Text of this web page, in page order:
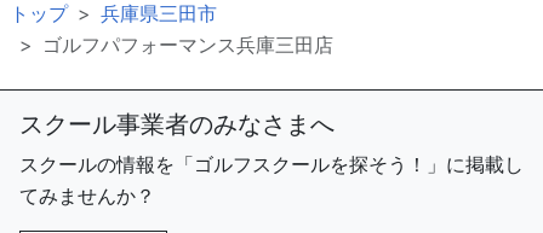
トップ
兵庫県三田市
ゴルフパフォーマンス兵庫三田店
スクール事業者のみなさまへ
スクールの情報を「ゴルフスクールを探そう！」に掲載し
てみませんか？